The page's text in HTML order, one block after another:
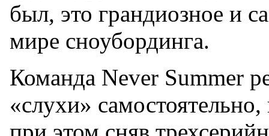
был, это грандиозное и
мире сноубординга.
Команда Never Summer
«слухи»